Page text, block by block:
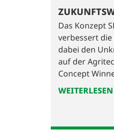
Das Konzept
verbessert
dabei den
auf der
Concept
WEITERLESEN